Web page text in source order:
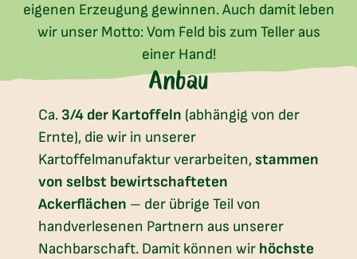
eigenen Erzeugung gewinnen. Auch damit leben
wir unser Motto: Vom Feld bis zum Teller aus
einer Hand!
Anbau
Ca. 3/4 der Kartoffeln (abhängig von der
Ernte), die wir in unserer
Kartoffelmanufaktur verarbeiten, stammen
von selbst bewirtschafteten
Ackerflächen – der übrige Teil von
handverlesenen Partnern aus unserer
Nachbarschaft. Damit können wir höchste